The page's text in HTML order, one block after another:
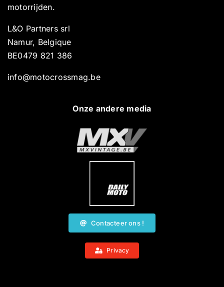
motorrijden.
L&O Partners srl
Namur, Belgique
BE0479 821 386
info@motocrossmag.be
Onze andere media
Contacteer ons !
Privacy